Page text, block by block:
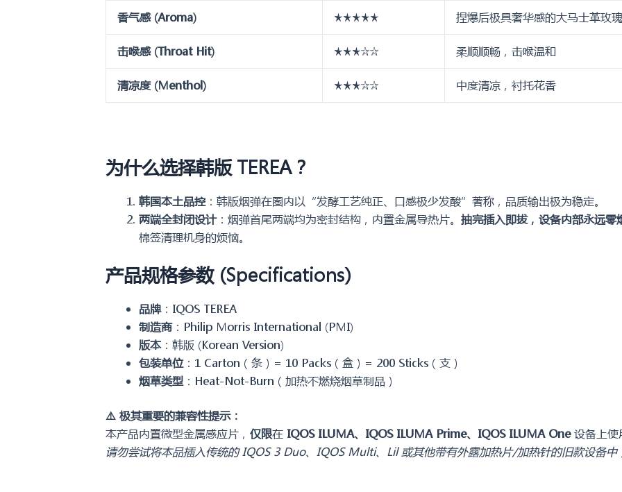
香气感 (Aroma) ★★★★★ 捏爆后极具奢华感的大马士革玫
击喉感 (Throat Hit) ★★★☆☆ 柔顺顺畅，击喉温和
清凉度 (Menthol) ★★★☆☆ 中度清凉，衬托花香
为什么选择韩版 TEREA？
韩国本土品控 ：韩版烟弹在圈内以“发酵工艺纯正、口感极少发酸”著称，品质输出极为稳定。
两端全封闭设计：烟弹首尾两端均为密封结构，内置金属导热片。 抽完插入即拔，设备内部永远零
棉签清理机身的烦恼。
产品规格参数 (Specifications)
品牌：IQOS TEREA
制造商：Philip Morris International (PMI)
版本：韩版 (Korean Version)
包装单位：1 Carton（条）= 10 Packs（盒）= 200 Sticks（支）
烟草类型 ：Heat-Not-Burn（加热不燃烧烟草制品）
⚠️ 极其重要的兼容性提示：
本产品内置微型金属感应片， 仅限在 IQOS ILUMA、IQOS ILUMA Prime、IQOS ILUMA One设备上使
请勿尝试将本品插入传统的 IQOS 3 Duo、IQOS Multi、Lil 或其他带有外露加热片/加热针的旧款设备中